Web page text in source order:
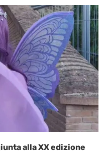
alla XX edizione